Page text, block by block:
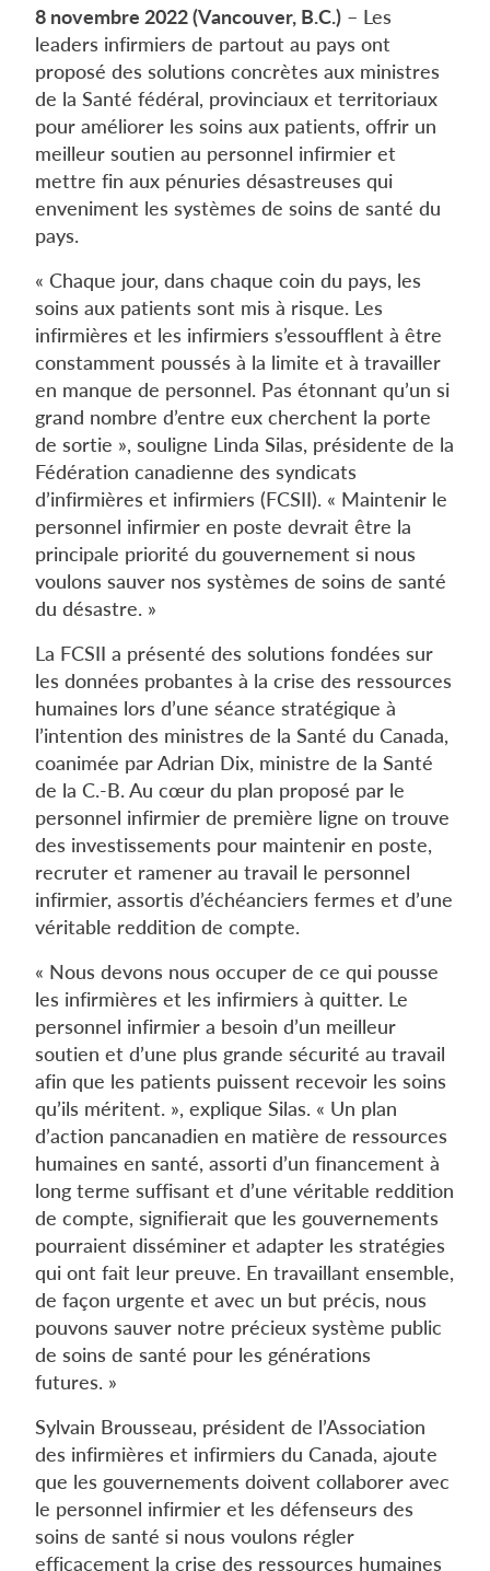
8 novembre 2022 (Vancouver, B.C.) – Les
leaders infirmiers de partout au pays ont
proposé des solutions concrètes aux ministres
de la Santé fédéral, provinciaux et territoriaux
pour améliorer les soins aux patients, offrir un
meilleur soutien au personnel infirmier et
mettre fin aux pénuries désastreuses qui
enveniment les systèmes de soins de santé du
pays.
« Chaque jour, dans chaque coin du pays, les
soins aux patients sont mis à risque. Les
infirmières et les infirmiers s’essoufflent à être
constamment poussés à la limite et à travailler
en manque de personnel. Pas étonnant qu’un si
grand nombre d’entre eux cherchent la porte
de sortie », souligne Linda Silas, présidente de la
Fédération canadienne des syndicats
d’infirmières et infirmiers (FCSII). « Maintenir le
personnel infirmier en poste devrait être la
principale priorité du gouvernement si nous
voulons sauver nos systèmes de soins de santé
du désastre. »
La FCSII a présenté des solutions fondées sur
les données probantes à la crise des ressources
humaines lors d’une séance stratégique à
l’intention des ministres de la Santé du Canada,
coanimée par Adrian Dix, ministre de la Santé
de la C.-B. Au cœur du plan proposé par le
personnel infirmier de première ligne on trouve
des investissements pour maintenir en poste,
recruter et ramener au travail le personnel
infirmier, assortis d’échéanciers fermes et d’une
véritable reddition de compte.
« Nous devons nous occuper de ce qui pousse
les infirmières et les infirmiers à quitter. Le
personnel infirmier a besoin d’un meilleur
soutien et d’une plus grande sécurité au travail
afin que les patients puissent recevoir les soins
qu’ils méritent. », explique Silas. « Un plan
d’action pancanadien en matière de ressources
humaines en santé, assorti d’un financement à
long terme suffisant et d’une véritable reddition
de compte, signifierait que les gouvernements
pourraient disséminer et adapter les stratégies
qui ont fait leur preuve. En travaillant ensemble,
de façon urgente et avec un but précis, nous
pouvons sauver notre précieux système public
de soins de santé pour les générations
futures. »
Sylvain Brousseau, président de l’Association
des infirmières et infirmiers du Canada, ajoute
que les gouvernements doivent collaborer avec
le personnel infirmier et les défenseurs des
soins de santé si nous voulons régler
efficacement la crise des ressources humaines